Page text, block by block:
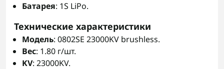
Батарея: 1S LiPo.
Технические характеристики
Модель: 0802SE 23000KV brushless.
Вес: 1.80 г/шт.
KV: 23000KV.